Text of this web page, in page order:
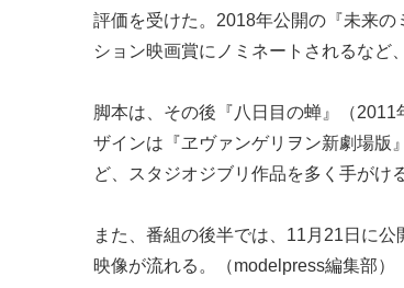
評価を受けた。2018年公開の『未来
ション映画賞にノミネートされるなど
脚本は、その後『八日目の蝉』（
ザインは『ヱヴァンゲリヲン新劇場版
ど、スタジオジブリ作品を多く手がけ
また、番組の後半では、11月21日に
映像が流れる。（modelpress編集部）